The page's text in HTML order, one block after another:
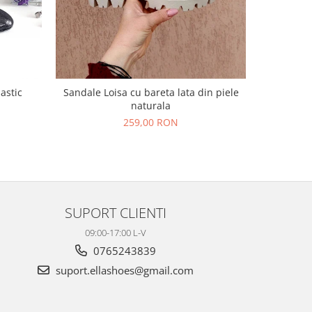
Sandale Loisa cu bareta lata din piele
naturala
259,00 RON
SUPORT CLIENTI
09:00-17:00 L-V
0765243839
suport.ellashoes@gmail.com